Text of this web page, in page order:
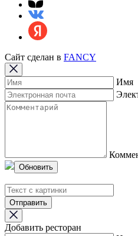
Сайт сделан в FANCY
Имя
Обновить
Отправить
Добавить ресторан